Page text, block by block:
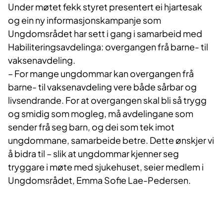
Under møtet fekk styret presentert ei hjartesak
og ein ny informasjonskampanje som
Ungdomsrådet har sett i gang i samarbeid med
Habiliteringsavdelinga: overgangen frå barne- til
vaksenavdeling.
– For mange ungdommar kan overgangen frå
barne- til vaksenavdeling vere både sårbar og
livsendrande. For at overgangen skal bli så trygg
og smidig som mogleg, må avdelingane som
sender frå seg barn, og dei som tek imot
ungdommane, samarbeide betre. Dette ønskjer vi
å bidra til – slik at ungdommar kjenner seg
tryggare i møte med sjukehuset, seier medlem i
Ungdomsrådet, Emma Sofie Lae-Pedersen.